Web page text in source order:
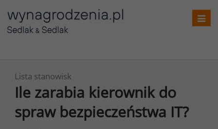
Lista stanowisk
Ile zarabia kierownik do
spraw bezpieczeństwa IT?